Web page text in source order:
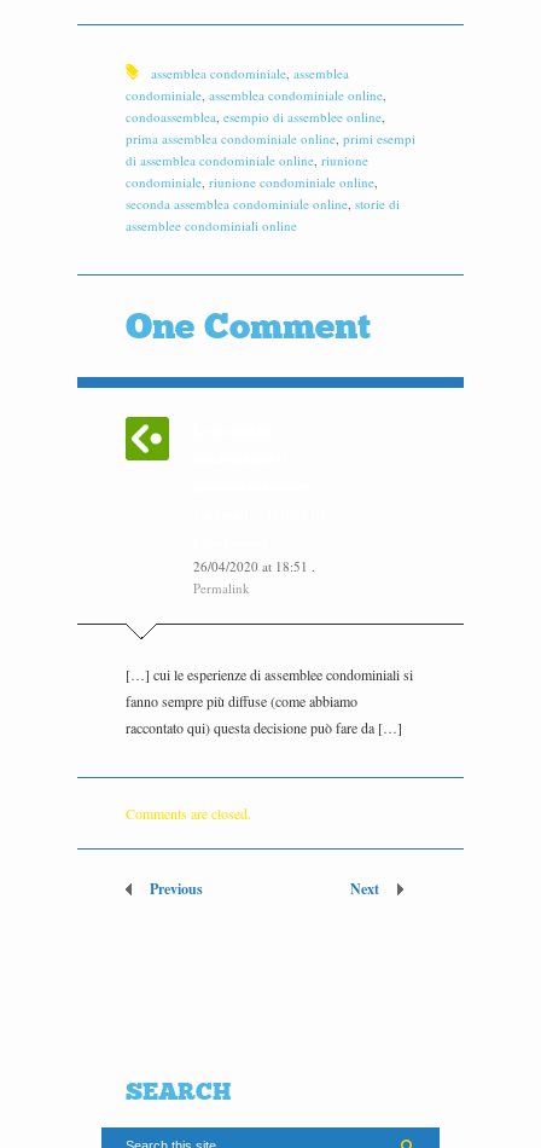
assemblea condominiale, assemblea
condominiale, assemblea condominiale online,
condoassemblea, esempio di assemblee online,
prima assemblea condominiale online, primi esempi
di assemblea condominiale online, riunione
condominiale, riunione condominiale online,
seconda assemblea condominiale online, storie di
assemblee condominiali online
One Comment
26/04/2020 at 18:51 .
Permalink
[…] cui le esperienze di assemblee condominiali si
fanno sempre più diffuse (come abbiamo
raccontato qui) questa decisione può fare da […]
Comments are closed.
Previous Next
SEARCH